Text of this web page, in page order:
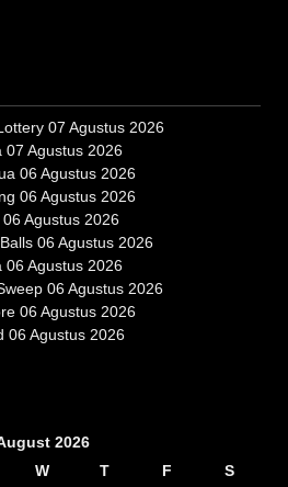
07 Agustus 2026
07 Agustus 2026
06 Agustus 2026
06 Agustus 2026
Agustus 2026
06 Agustus 2026
06 Agustus 2026
06 Agustus 2026
06 Agustus 2026
06 Agustus 2026
2026
W T F
S